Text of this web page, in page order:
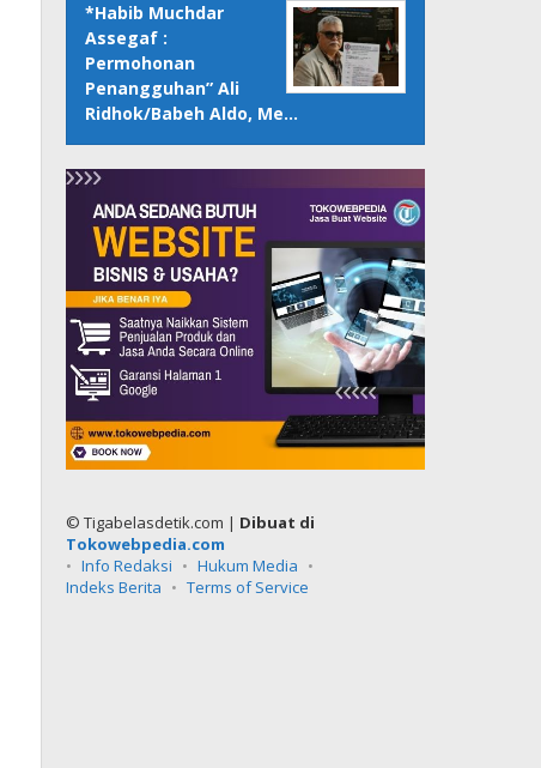
*Habib Muchdar
Assegaf :
Permohonan
Penangguhan” Ali
Ridhok/Babeh Aldo, Me…
© Tigabelasdetik.com | Dibuat di
Tokowebpedia.com
Info Redaksi
Hukum Media
Indeks Berita
Terms of Service